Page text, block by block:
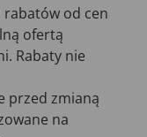
rabatów od cen
ofertą
Rabaty nie
przed zmianą
na